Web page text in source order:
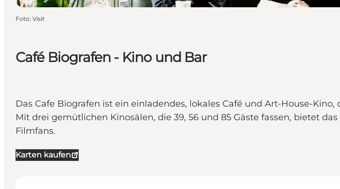
Café Biografen - Kino und Bar
Das Cafe Biografen ist ein einladendes, lokales Café und Art-House-
Mit drei gemütlichen Kinosälen, die 39, 56 und 85 Gäste fassen, bietet
Filmfans.
Karten kaufen
Foto: Visit